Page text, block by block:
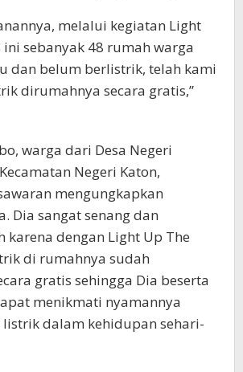
melalui kegiatan Light
ini sebanyak 48 rumah warga
dan belum berlistrik, telah kami
dirumahnya secara gratis,”
warga dari Desa Negeri
Negeri Katon,
mengungkapkan
Dia sangat senang dan
karena dengan Light Up The
di rumahnya sudah
gratis sehingga Dia beserta
menikmati nyamannya
listrik dalam kehidupan sehari-